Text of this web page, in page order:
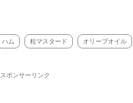
ハム 粒マスタード オリーブオイル
スポンサーリンク